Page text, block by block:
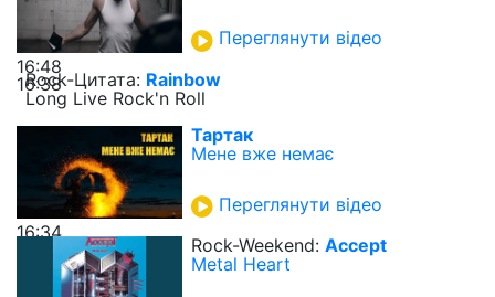
16:48
Переглянути відео
16:38
Rock-Цитата: Rainbow
Long Live Rock'n Roll
16:34
Тартак
Мене вже немає
Переглянути відео
Rock-Weekend: Accept
Metal Heart